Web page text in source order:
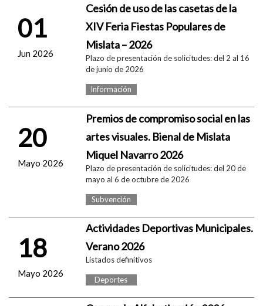
01
Jun 2026
Cesión de uso de las casetas de la
XIV Feria Fiestas Populares de
Mislata – 2026
Plazo de presentación de solicitudes: del 2 al 16
de junio de 2026
Información
20
Mayo 2026
Premios de compromiso social en las
artes visuales. Bienal de Mislata
Miquel Navarro 2026
Plazo de presentación de solicitudes: del 20 de
mayo al 6 de octubre de 2026
Subvención
18
Mayo 2026
Actividades Deportivas Municipales.
Verano 2026
Listados definitivos
Deportes